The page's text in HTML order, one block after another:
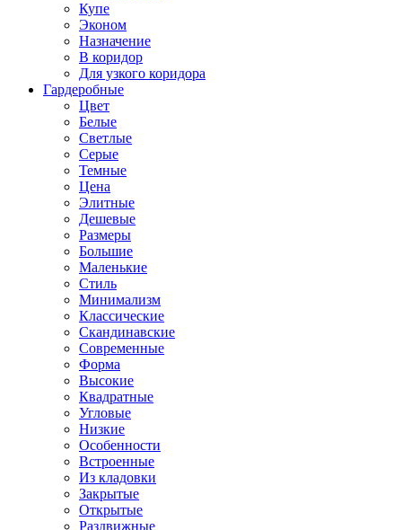
Купе
Эконом
Назначение
В коридор
Для узкого коридора
Гардеробные
Цвет
Белые
Светлые
Серые
Темные
Цена
Элитные
Дешевые
Размеры
Большие
Маленькие
Стиль
Минимализм
Классические
Скандинавские
Современные
Форма
Высокие
Квадратные
Угловые
Низкие
Особенности
Встроенные
Из кладовки
Закрытые
Открытые
Раздвижные